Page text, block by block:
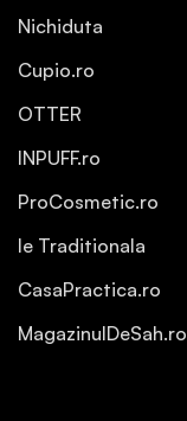
Nichiduta
Cupio.ro
OTTER
INPUFF.ro
ProCosmetic.ro
Ie Traditionala
CasaPractica.ro
MagazinulDeSah.ro